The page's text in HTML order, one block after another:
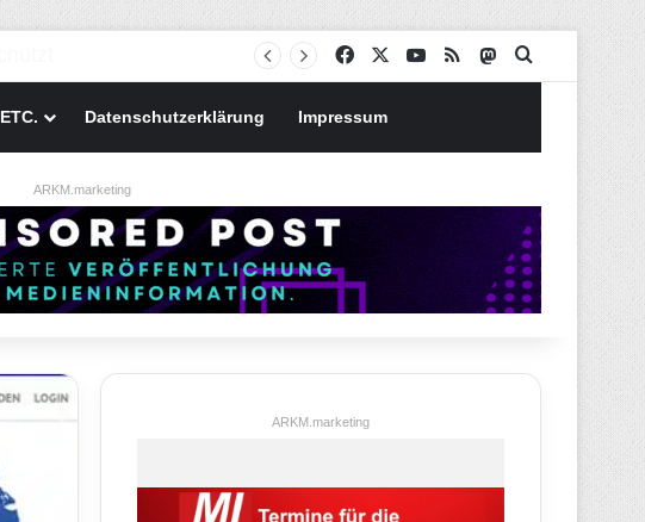
Facebook YouTube
RSS MastodonSuchen nach
ETC. Datenschutzerklärung Impressum
ARKM.marketing
ARKM.marketing